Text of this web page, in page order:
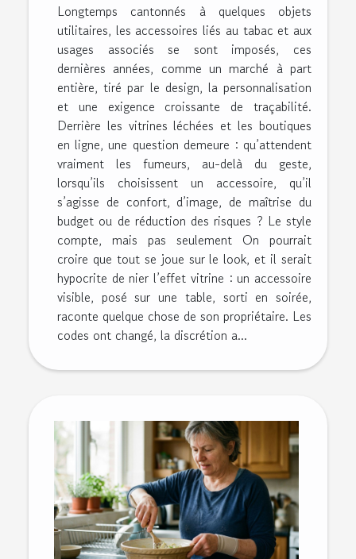
Longtemps cantonnés à quelques objets
utilitaires, les accessoires liés au tabac et aux
usages associés se sont imposés, ces
dernières années, comme un marché à part
entière, tiré par le design, la personnalisation
et une exigence croissante de traçabilité.
Derrière les vitrines léchées et les boutiques
en ligne, une question demeure : qu’attendent
vraiment les fumeurs, au-delà du geste,
lorsqu’ils choisissent un accessoire, qu’il
s’agisse de confort, d’image, de maîtrise du
budget ou de réduction des risques ? Le style
compte, mais pas seulement On pourrait
croire que tout se joue sur le look, et il serait
hypocrite de nier l’effet vitrine : un accessoire
visible, posé sur une table, sorti en soirée,
raconte quelque chose de son propriétaire. Les
codes ont changé, la discrétion a...